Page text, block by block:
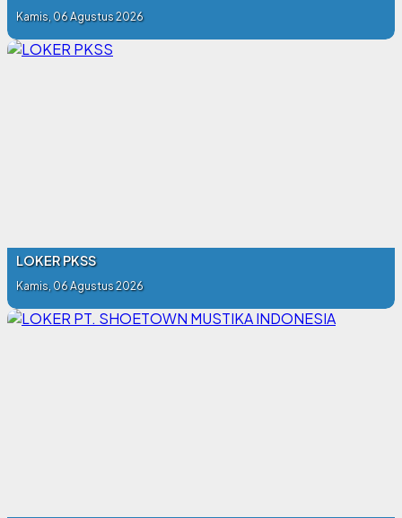
Kamis, 06 Agustus 2026
LOKER PKSS
Kamis, 06 Agustus 2026